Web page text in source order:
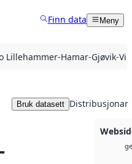
Finn data Meny
Lillehammer-Hamar-Gjøvik-
Bruk datasett Distribusjonar